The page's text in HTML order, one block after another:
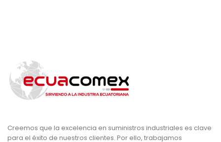
Creemos que la excelencia en suministros industriales es clave
para el éxito de nuestros clientes. Por ello, trabajamos